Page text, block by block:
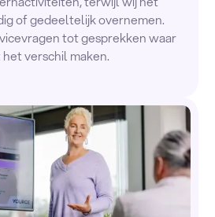
of gedeeltelijk overnemen.
tot gesprekken waar
verschil maken.